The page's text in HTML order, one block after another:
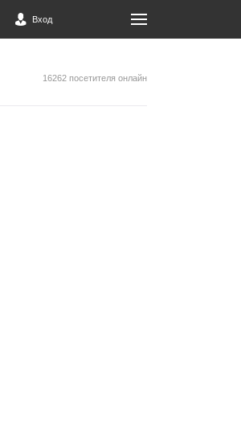
Вход
16262 посетителя онлайн